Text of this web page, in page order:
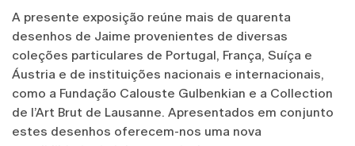
A presente exposição reúne mais de quarenta
desenhos de Jaime provenientes de diversas
coleções particulares de Portugal, França, Suíça e
Áustria e de instituições nacionais e internacionais,
como a Fundação Calouste Gulbenkian e a Collection
de l’Art Brut de Lausanne. Apresentados em conjunto
estes desenhos oferecem-nos uma nova